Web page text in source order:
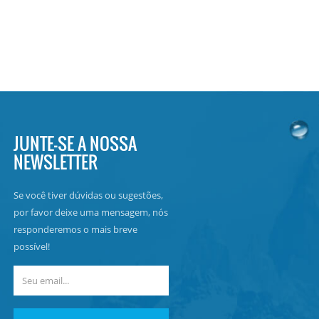
JUNTE-SE A NOSSA
NEWSLETTER
Se você tiver dúvidas ou sugestões,
por favor deixe uma mensagem, nós
responderemos o mais breve
possível!